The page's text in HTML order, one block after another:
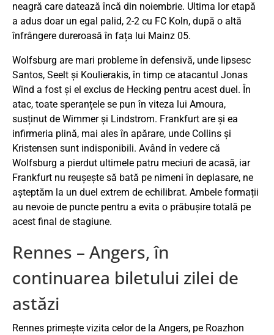
neagră care datează încă din noiembrie. Ultima lor etapă
a adus doar un egal palid, 2-2 cu FC Koln, după o altă
înfrângere dureroasă în fața lui Mainz 05.
Wolfsburg are mari probleme în defensivă, unde lipsesc
Santos, Seelt și Koulierakis, în timp ce atacantul Jonas
Wind a fost și el exclus de Hecking pentru acest duel. În
atac, toate speranțele se pun în viteza lui Amoura,
susținut de Wimmer și Lindstrom. Frankfurt are și ea
infirmeria plină, mai ales în apărare, unde Collins și
Kristensen sunt indisponibili. Având în vedere că
Wolfsburg a pierdut ultimele patru meciuri de acasă, iar
Frankfurt nu reușește să bată pe nimeni în deplasare, ne
așteptăm la un duel extrem de echilibrat. Ambele formații
au nevoie de puncte pentru a evita o prăbușire totală pe
acest final de stagiune.
Rennes – Angers, în
continuarea biletului zilei de
astăzi
Rennes primește vizita celor de la Angers, pe Roazhon